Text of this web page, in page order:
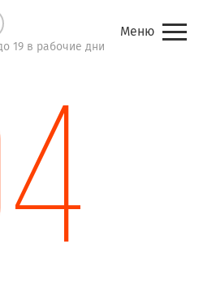
19 в рабочие дни
Меню